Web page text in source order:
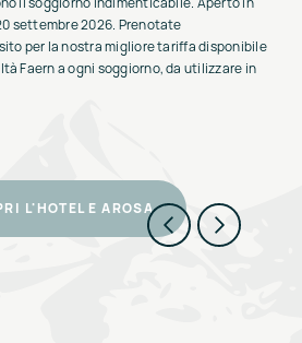
settembre 2026. Prenotate
per la nostra migliore tariffa disponibile
Faern a ogni soggiorno, da utilizzare in
L'HOTEL E AROSA